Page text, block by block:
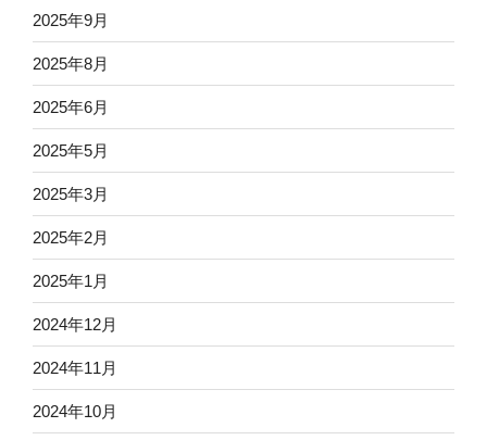
2025年9月
2025年8月
2025年6月
2025年5月
2025年3月
2025年2月
2025年1月
2024年12月
2024年11月
2024年10月